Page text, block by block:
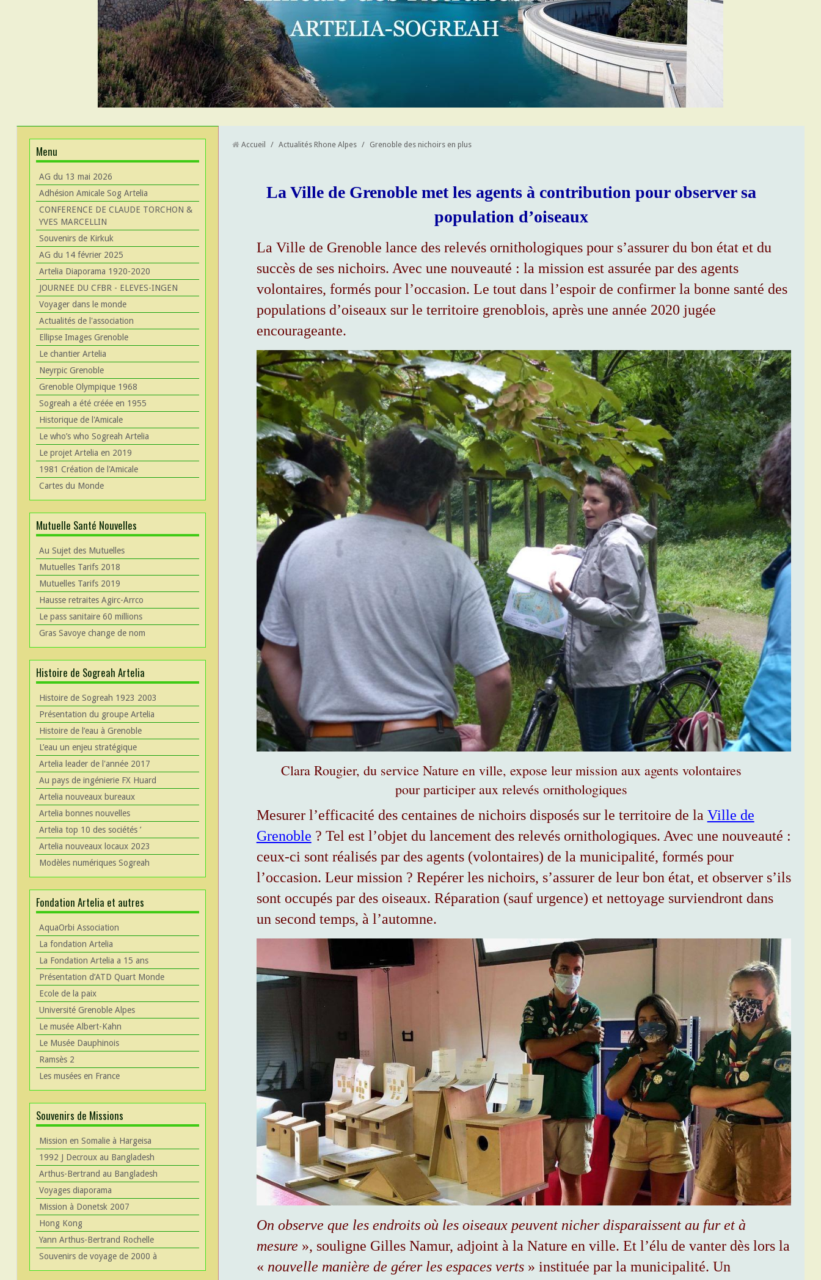
Menu
AG du 13 mai 2026
Adhésion Amicale Sog Artelia
CONFERENCE DE CLAUDE TORCHON &
YVES MARCELLIN
Souvenirs de Kirkuk
AG du 14 février 2025
Artelia Diaporama 1920-2020
JOURNEE DU CFBR - ELEVES-INGEN
Voyager dans le monde
Actualités de l'association
Ellipse Images Grenoble
Le chantier Artelia
Neyrpic Grenoble
Grenoble Olympique 1968
Sogreah a été créée en 1955
Historique de l'Amicale
Le who’s who Sogreah Artelia
Le projet Artelia en 2019
1981 Création de l'Amicale
Cartes du Monde
Mutuelle Santé Nouvelles
Au Sujet des Mutuelles
Mutuelles Tarifs 2018
Mutuelles Tarifs 2019
Hausse retraites Agirc-Arrco
Le pass sanitaire 60 millions
Gras Savoye change de nom
Histoire de Sogreah Artelia
Histoire de Sogreah 1923 2003
Présentation du groupe Artelia
Histoire de l’eau à Grenoble
L’eau un enjeu stratégique
Artelia leader de l'année 2017
Au pays de ingénierie FX Huard
Artelia nouveaux bureaux
Artelia bonnes nouvelles
Artelia top 10 des sociétés ’
Artelia nouveaux locaux 2023
Modèles numériques Sogreah
Fondation Artelia et autres
AquaOrbi Association
La fondation Artelia
La Fondation Artelia a 15 ans
Présentation d’ATD Quart Monde
Ecole de la paix
Université Grenoble Alpes
Le musée Albert-Kahn
Le Musée Dauphinois
Ramsès 2
Les musées en France
Souvenirs de Missions
Mission en Somalie à Hargeisa
1992 J Decroux au Bangladesh
Arthus-Bertrand au Bangladesh
Voyages diaporama
Mission à Donetsk 2007
Hong Kong
Yann Arthus-Bertrand Rochelle
Souvenirs de voyage de 2000 à
Accueil / Actualités Rhone Alpes / Grenoble des nichoirs en plus
La Ville de Grenoble met les agents à contribution pour observer sa
population d’oiseaux
La Ville de Grenoble lance des relevés ornithologiques pour s’assurer du bon état et du
succès de ses nichoirs. Avec une nouveauté : la mission est assurée par des agents
volontaires, formés pour l’occasion. Le tout dans l’espoir de confirmer la bonne santé des
populations d’oiseaux sur le territoire grenoblois, après une année 2020 jugée
encourageante.
Clara Rougier, du service Nature en ville, expose leur mission aux agents volontaires
pour participer aux relevés ornithologiques
Mesurer l’efficacité des centaines de nichoirs disposés sur le territoire de la Ville de
Grenoble ? Tel est l’objet du lancement des relevés ornithologiques. Avec une nouveauté :
ceux-ci sont réalisés par des agents (volontaires) de la municipalité, formés pour
l’occasion. Leur mission ? Repérer les nichoirs, s’assurer de leur bon état, et observer s’ils
sont occupés par des oiseaux. Réparation (sauf urgence) et nettoyage surviendront dans
un second temps, à l’automne.
On observe que les endroits où les oiseaux peuvent nicher disparaissent au fur et à
mesure », souligne Gilles Namur, adjoint à la Nature en ville. Et l’élu de vanter dès lors la
« nouvelle manière de gérer les espaces verts» instituée par la municipalité. Un